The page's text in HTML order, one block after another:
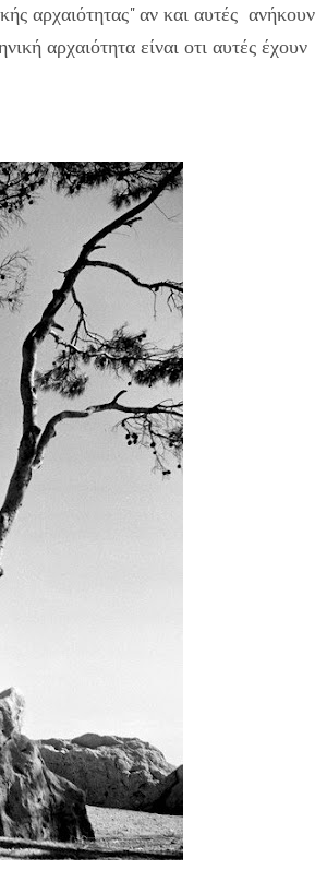
αρχαιότητας" αν και αυτές ανήκουν
αρχαιότητα είναι οτι αυτές έχουν